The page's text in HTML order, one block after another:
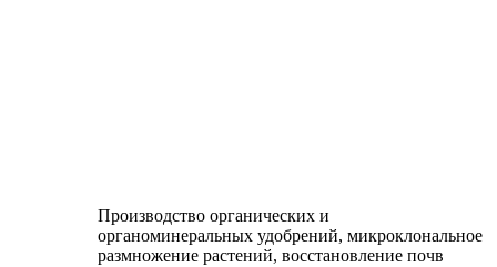
Производство органических и
органоминеральных удобрений, микроклональное
размножение растений, восстановление почв